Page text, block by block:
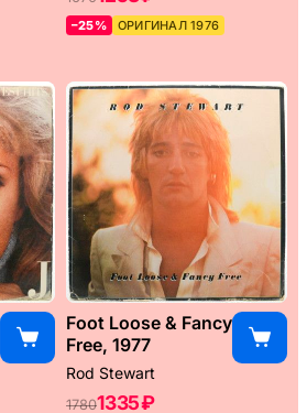
–25% ОРИГИНАЛ 1976
Foot Loose & Fancy
Free, 1977
Rod Stewart
17801335 ₽